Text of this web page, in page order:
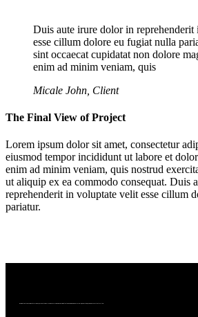
Duis aute irure dolor in
esse cillum dolore eu fugiat nulla
sint occaecat cupidatat non dolore
enim ad minim veniam, quis
Micale John, Client
The Final View of Project
Lorem ipsum dolor sit amet, consectetur
eiusmod tempor incididunt ut labore et
enim ad minim veniam, quis nostrud
ut aliquip ex ea commodo consequat. Duis
reprehenderit in voluptate velit esse cillum
pariatur.